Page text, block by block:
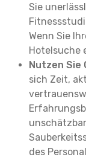
Sie
Wenn Sie
Hotelsuche
Nutzen Sie
sich Zeit,
des